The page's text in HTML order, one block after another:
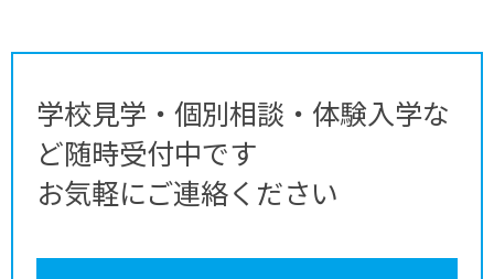
学校見学・個別相談・体験入学な
ど随時受付中です
お気軽にご連絡ください